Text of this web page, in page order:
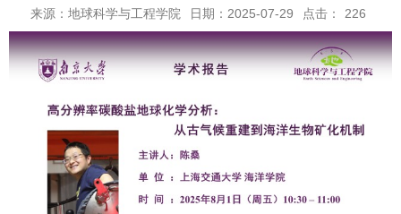
来源：地球科学与工程学院 日期：2025-07-29 点击： 226